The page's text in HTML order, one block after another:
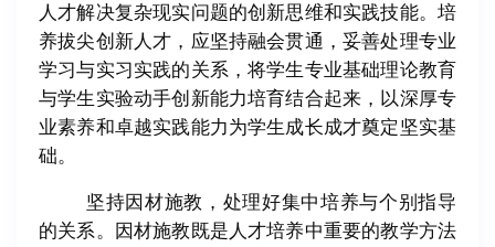
人才解决复杂现实问题的创新思维和实践技能。培
养拔尖创新人才，应坚持融会贯通，妥善处理专业
学习与实习实践的关系，将学生专业基础理论教育
与学生实验动手创新能力培育结合起来，以深厚专
业素养和卓越实践能力为学生成长成才奠定坚实基
础。
坚持因材施教，处理好集中培养与个别指导
的关系。因材施教既是人才培养中重要的教学方法